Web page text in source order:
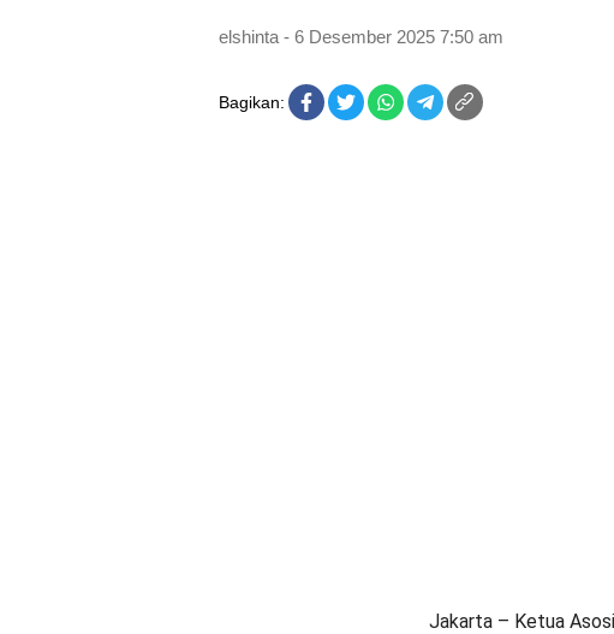
elshinta - 6 Desember 2025 7:50 am
Bagikan:
Jakarta – Ketua